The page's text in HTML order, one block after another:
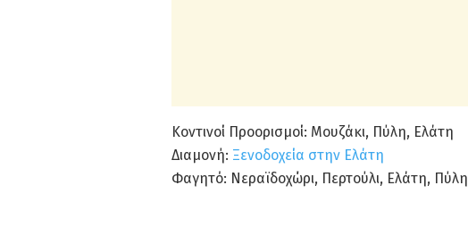
Κοντινοί Προορισμοί: Μουζάκι, Πύλη, Ελάτη
Διαμονή: Ξενοδοχεία στην Ελάτη
Φαγητό: Νεραϊδοχώρι, Περτούλι, Ελάτη, Πύλη